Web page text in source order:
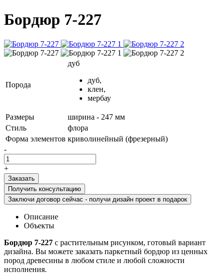
Бордюр 7-227
Порода
дуб
дуб,
клен,
мербау
Размеры
ширина - 247 мм
Стиль
флора
Форма элементов криволинейный (фрезерный)
-
+
Получить консультацию
Заключи договор сейчас - получи дизайн проект в подарок
Описание
Объекты
Бордюр 7-227 с растительным рисунком, готовый вариант
дизайна. Вы можете заказать паркетный бордюр из ценных
пород древесины в любом стиле и любой сложности
исполнения.